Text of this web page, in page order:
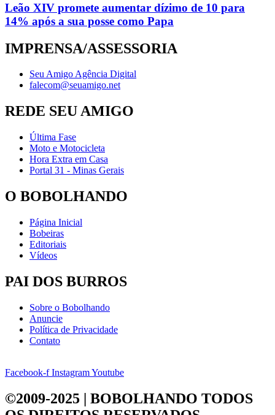
Leão XIV promete aumentar dízimo de 10 para
14% após a sua posse como Papa
IMPRENSA/ASSESSORIA
Seu Amigo Agência Digital
falecom@seuamigo.net
REDE SEU AMIGO
Última Fase
Moto e Motocicleta
Hora Extra em Casa
Portal 31 - Minas Gerais
O BOBOLHANDO
Página Inicial
Bobeiras
Editoriais
Vídeos
PAI DOS BURROS
Sobre o Bobolhando
Anuncie
Política de Privacidade
Contato
Facebook-f InstagramYoutube
©2009-2025 | BOBOLHANDO TODOS